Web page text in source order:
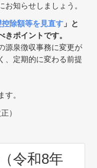
知らせしましょう。
除額等を見直す 」と
ポイントです。
源泉徴収事務に変更が
、定期的に変わる前提
。
）
令和8年